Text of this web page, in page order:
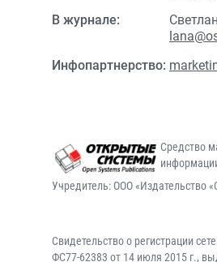
В журнале:
Инфопартнерство:
Средство
Учредитель: ООО «Издательство
Свидетельство о регистрации
ФС77-62383 от 14 июля 2015 г.,